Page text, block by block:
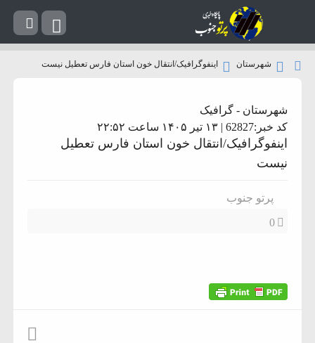
شهرستان اینفوگرافیک/انتقال خون استان فارس تعطیل نیست
شهرستان - گرافیک
کد خبر:62827 | ۱۳ تیر ۱۴۰۵ ساعت ۲۲:۵۲
اینفوگرافیک/انتقال خون استان فارس تعطیل
نیست
پرتو جنوب
0